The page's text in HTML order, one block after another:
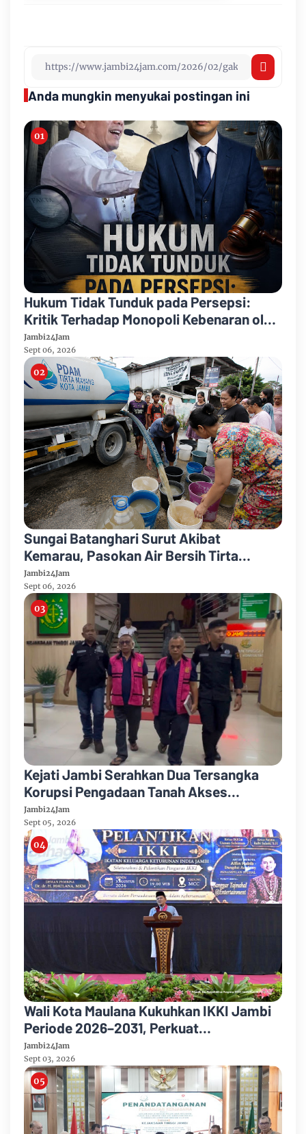
Anda mungkin menyukai postingan ini
Hukum Tidak Tunduk pada Persepsi:
Kritik Terhadap Monopoli Kebenaran oleh
Media dan Aktivis
Jambi24Jam
Sept 06, 2026
Sungai Batanghari Surut Akibat
Kemarau, Pasokan Air Bersih Tirta
Mayang Jambi Keruh
Jambi24Jam
Sept 06, 2026
Kejati Jambi Serahkan Dua Tersangka
Korupsi Pengadaan Tanah Akses
Pelabuhan Ujung Jabung Ke Penuntut
Umum
Jambi24Jam
Sept 05, 2026
Wali Kota Maulana Kukuhkan IKKI Jambi
Periode 2026–2031, Perkuat
Persaudaraan dan Kolaborasi dalam
Keberagaman
Jambi24Jam
Sept 03, 2026